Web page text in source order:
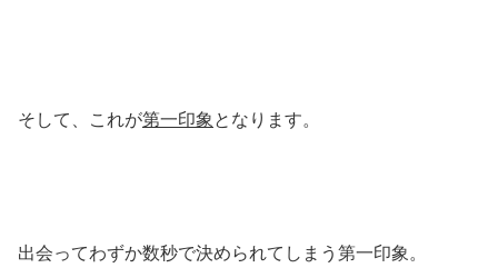
そして、これが第一印象 となります。
出会ってわずか数秒で決められてしまう第一印象。